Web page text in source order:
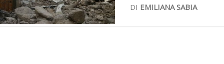
DI EMILIANA SABIA